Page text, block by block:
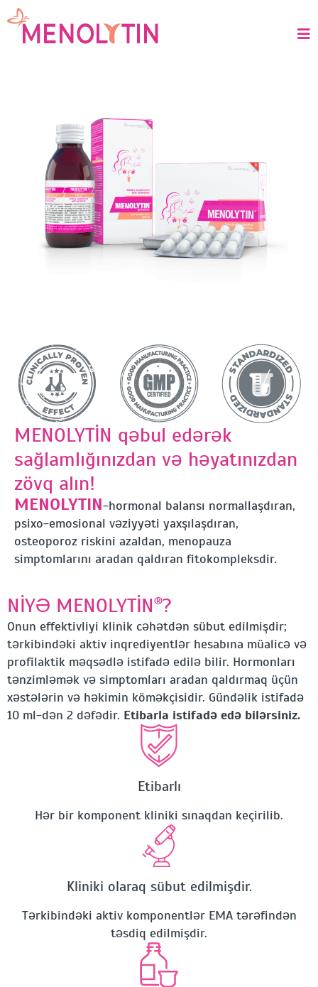
MENOLYTIN
MENOLYTİN qəbul edərək
sağlamlığınızdan və həyatınızdan
zövq alın!
MENOLYTIN-hormonal balansı normallaşdıran,
psixo-emosional vəziyyəti yaxşılaşdıran,
osteoporoz riskini azaldan, menopauza
simptomlarını aradan qaldıran fitokompleksdir.
NİYƏ MENOLYTİN®?
Onun effektivliyi klinik cəhətdən sübut edilmişdir;
tərkibindəki aktiv inqrediyentlər hesabına müalicə və
profilaktik məqsədlə istifadə edilə bilir. Hormonları
tənzimləmək və simptomları aradan qaldırmaq üçün
xəstələrin və həkimin köməkçisidir. Gündəlik istifadə
10 ml-dən 2 dəfədir. Etibarla istifadə edə bilərsiniz.
Etibarlı
Hər bir komponent kliniki sınaqdan keçirilib.
Kliniki olaraq sübut edilmişdir.
Tərkibindəki aktiv komponentlər EMA tərəfindən
təsdiq edilmişdir.